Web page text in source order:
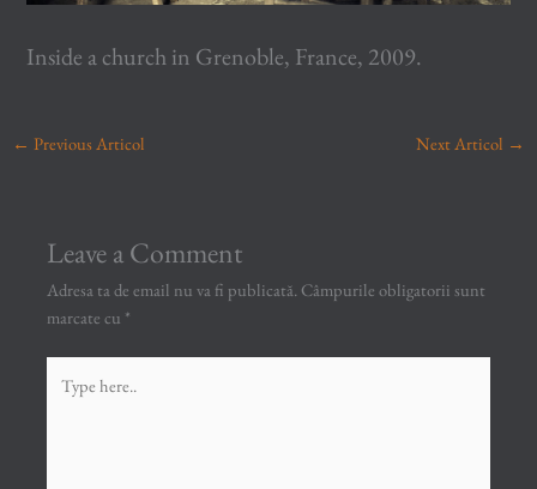
Inside a church in Grenoble, France, 2009.
← Previous Articol Next Articol →
Leave a Comment
Adresa ta de email nu va fi publicată. Câmpurile obligatorii sunt
marcate cu *
here..